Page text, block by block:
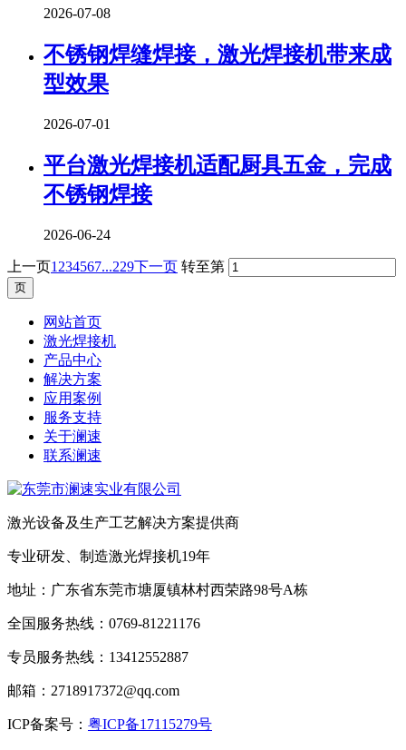
2026-07-08
不锈钢焊缝焊接，激光焊接机带来成
型效果
2026-07-01
平台激光焊接机适配厨具五金，完成
不锈钢焊接
2026-06-24
上一页1 234567...229下一页 转至第
网站首页
激光焊接机
产品中心
解决方案
应用案例
服务支持
关于澜速
联系澜速
激光设备及生产工艺解决方案提供商
专业研发、制造激光焊接机19年
地址：广东省东莞市塘厦镇林村西荣路98号A栋
全国服务热线：0769-81221176
专员服务热线：13412552887
邮箱：2718917372@qq.com
ICP备案号： 粤ICP备17115279号